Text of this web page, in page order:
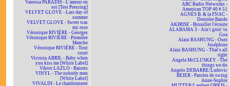
Vanessa PARADIS - L'amour en
soi [Test Pressing]
VELVET GLOVE - Last day of
summer
VELVET GLOVE - Sweet was
my rose
Véronique RIVIÈRE - Georges
Véronique RIVIÈRE - Première
Manche
Véronique RIVIÈRE - Tout
court
Victoria ABRIL - Baby when
you kiss me [White Label]
Viktor LAZLO - Baisers
VINYL - The nobody men
[White Label]
VIVALDI - Le chardonneret
ABC Radio Networks -
American TOP 40 # 51
AGNÈS B. & la FNAC -
Dernière Bande
AKIRISE - Brouiller l'écoute
ALABAMA 3 - Ain't goin' to
Goa
Alain BASHUNG - Osez
Joséphine
Alain BASHUNG - That's all
right
Angela McCLUSKEY - The
things we do
Angelo DEBARRE/Ludovic
BEIER - Paroles de swing
Anne-Sophie